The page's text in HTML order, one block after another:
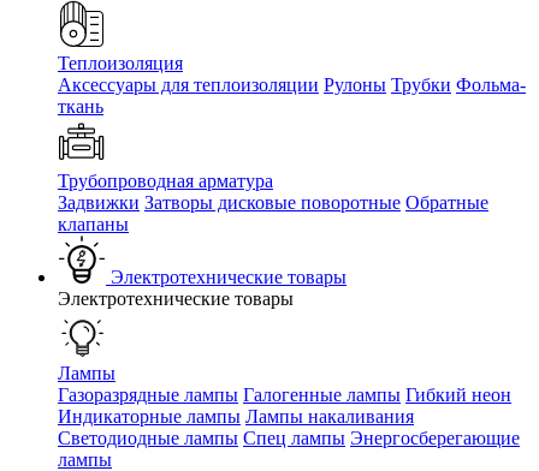
Теплоизоляция
Аксессуары для теплоизоляции Рулоны Трубки Фольма-
ткань
Трубопроводная арматура
Задвижки Затворы дисковые поворотные Обратные
клапаны
Электротехнические товары
Электротехнические товары
Лампы
Газоразрядные лампы Галогенные лампы Гибкий неон
Индикаторные лампы Лампы накаливания
Светодиодные лампы Спец лампы Энергосберегающие
лампы